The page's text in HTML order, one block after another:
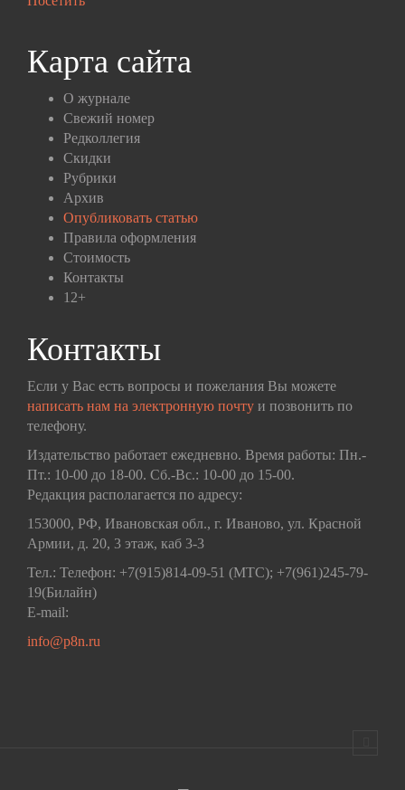
Карта сайта
О журнале
Свежий номер
Редколлегия
Скидки
Рубрики
Архив
Опубликовать статью
Правила оформления
Стоимость
Контакты
12+
Контакты
Если у Вас есть вопросы и пожелания Вы можете
написать нам на электронную почту и позвонить по
телефону.
Издательство работает ежедневно. Время работы: Пн.-
Пт.: 10-00 до 18-00. Сб.-Вс.: 10-00 до 15-00.
Редакция располагается по адресу:
153000, РФ, Ивановская обл., г. Иваново, ул. Красной
Армии, д. 20, 3 этаж, каб 3-3
Тел.: Телефон: +7(915)814-09-51 (МТС); +7(961)245-79-
19(Билайн)
E-mail:
info@p8n.ru